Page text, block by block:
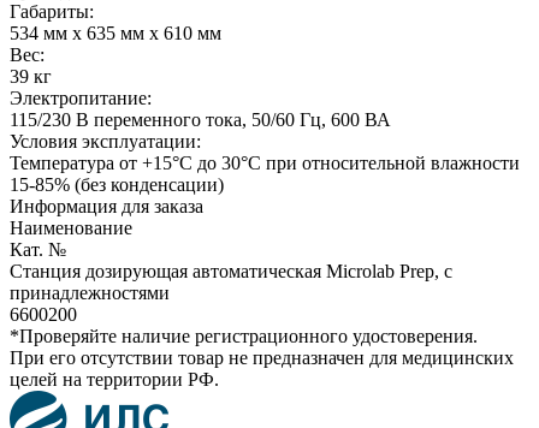
Габариты:
534 мм х 635 мм х 610 мм
Вес:
39 кг
Электропитание:
115/230 В переменного тока, 50/60 Гц, 600 ВА
Условия эксплуатации:
Температура от +15°C до 30°C при относительной влажности
15-85% (без конденсации)
Информация для заказа
Наименование
Кат. №
Станция дозирующая автоматическая Microlab Prep, с
принадлежностями
6600200
*Проверяйте наличие регистрационного удостоверения.
При его отсутствии товар не предназначен для медицинских
целей на территории РФ.